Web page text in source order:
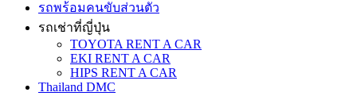
รถพร้อมคนขับส่วนตัว
รถเช่าที่ญี่ปุ่น
TOYOTA RENT A CAR
EKI RENT A CAR
HIPS RENT A CAR
Thailand DMC